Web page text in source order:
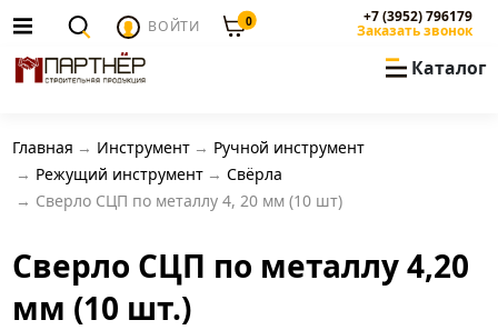
ВОЙТИ 0 +7 (3952) 796179
Заказать звонок
Каталог
Главная Инструмент
Ручной инструмент
Режущий инструмент
Свёрла
Сверло СЦП по металлу 4, 20 мм (10 шт)
Сверло СЦП по металлу 4,20
мм (10 шт.)